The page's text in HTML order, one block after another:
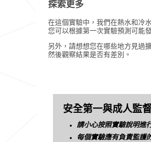
探索更多
在這個實驗中，我們在熱水和冷
您可以根據第一次實驗預測可能
另外，請想想您在哪些地方見過
然後觀察結果是否有差別。
安全第一與成人監
請小心按照實驗說明進
每個實驗應有負責監護